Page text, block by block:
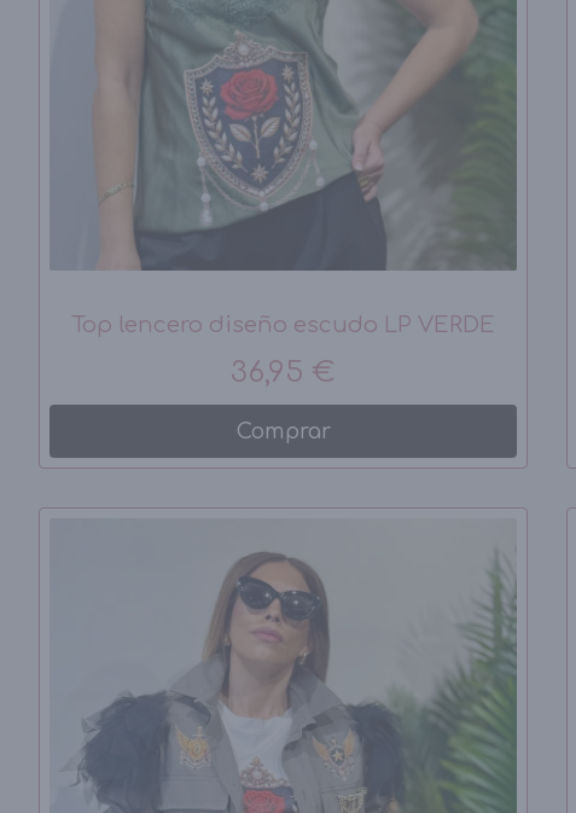
Top lencero diseño escudo LP VERDE
36,95 €
Comprar